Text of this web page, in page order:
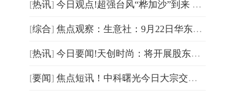
[热讯] 今日观点!超强台风“桦加沙”到来 深圳铁路计划24日旅客列车全部停运
[综合] 焦点观察：生意社：9月22日华东地区纯碱市场平稳运行
[热讯] 今日要闻!天创时尚：将开展股东回馈活动 发放3折折扣券
[要闻] 焦点短讯！中科曙光今日大宗交易折价成交133.24万股，成交额1.35亿元